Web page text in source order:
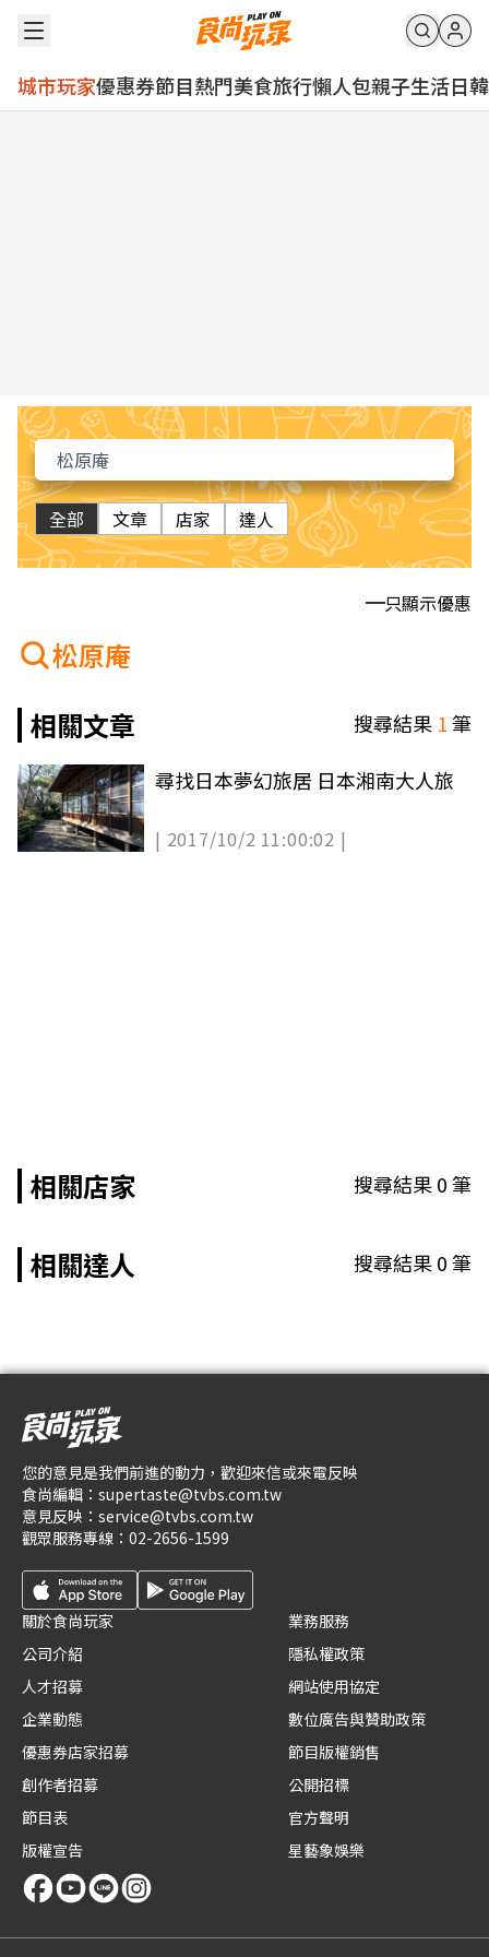
城市玩家優惠券節目熱門美食旅行懶人包親子生活日韓
全部 文章 店家 達人
只顯示優惠
松原庵
相關文章
搜尋結果 1筆
尋找日本夢幻旅居 日本湘南大人旅
| 2017/10/2 11:00:02 |
相關店家 搜尋結果0筆
相關達人 搜尋結果0筆
您的意見是我們前進的動力，歡迎來信或來電反映
食尚編輯： supertaste@tvbs.com.tw
意見反映： service@tvbs.com.tw
觀眾服務專線： 02-2656-1599
關於食尚玩家
公司介紹
人才招募
企業動態
優惠券店家招募
創作者招募
節目表
版權宣告
業務服務
隱私權政策
網站使用協定
數位廣告與贊助政策
節目版權銷售
公開招標
官方聲明
星藝象娛樂